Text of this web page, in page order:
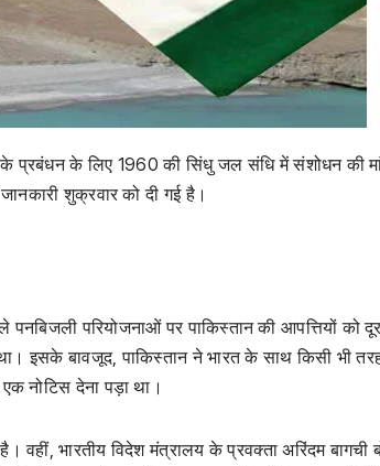
के प्रबंधन के लिए 1960 की सिंधु जल संधि में संशोधन की
शुक्रवार को दी गई है।
परियोजनाओं पर पाकिस्तान की आपत्तियों को
इसके बावजूद, पाकिस्तान ने भारत के साथ किसी भी
नोटिस देना पड़ा था।
वहीं, भारतीय विदेश मंत्रालय के प्रवक्ता अरिंदम बागची